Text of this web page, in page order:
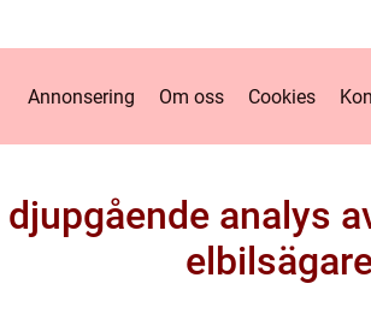
Annonsering Om oss Cookies
djupgående analys